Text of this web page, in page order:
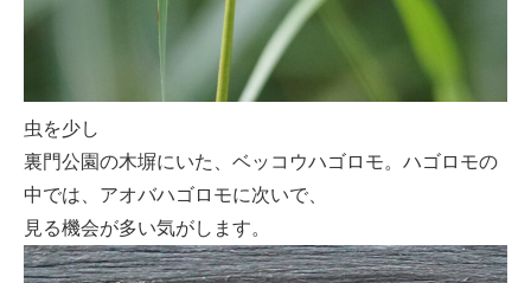
虫を少し
裏門公園の木塀にいた、ベッコウハゴロモ。ハゴロモの
中では、アオバハゴロモに次いで、
見る機会が多い気がします。